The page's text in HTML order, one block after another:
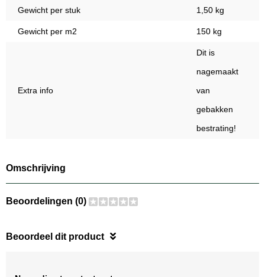
Gewicht per stuk 1,50 kg
Gewicht per m2 150 kg
Extra info
Dit is
nagemaakt
van
gebakken
bestrating!
Omschrijving
Beoordelingen (0)
Beoordeel dit product